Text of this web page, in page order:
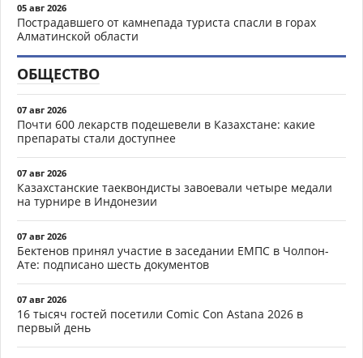
05 авг 2026
Пострадавшего от камнепада туриста спасли в горах
Алматинской области
ОБЩЕСТВО
07 авг 2026
Почти 600 лекарств подешевели в Казахстане: какие
препараты стали доступнее
07 авг 2026
Казахстанские таеквондисты завоевали четыре медали
на турнире в Индонезии
07 авг 2026
Бектенов принял участие в заседании ЕМПС в Чолпон-
Ате: подписано шесть документов
07 авг 2026
16 тысяч гостей посетили Comic Con Astana 2026 в
первый день